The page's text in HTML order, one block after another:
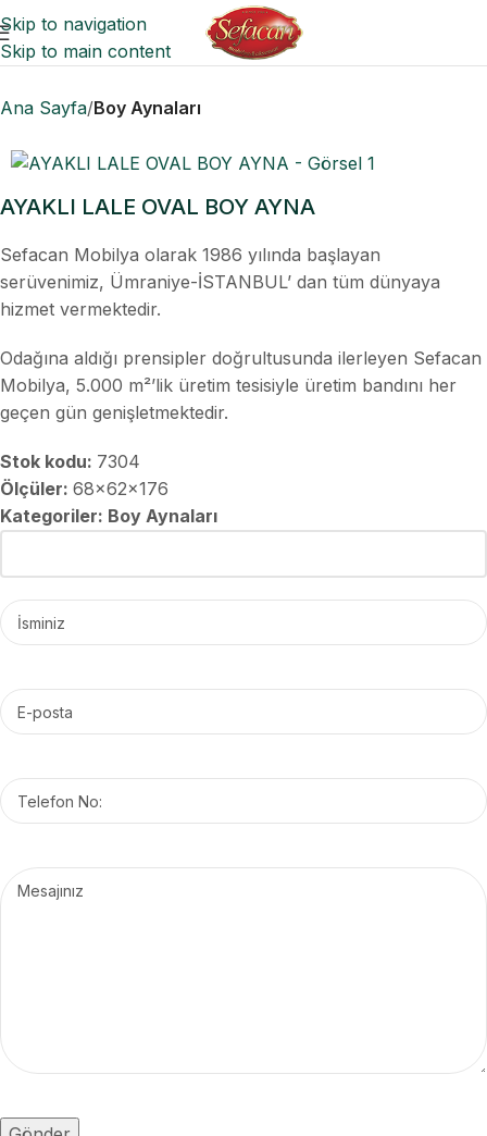
Skip to navigation
Skip to main content
Ana Sayfa Boy Aynaları
AYAKLI LALE OVAL BOY AYNA
Sefacan Mobilya olarak 1986 yılında başlayan
serüvenimiz, Ümraniye-İSTANBUL’ dan tüm dünyaya
hizmet vermektedir.
Odağına aldığı prensipler doğrultusunda ilerleyen Sefacan
Mobilya, 5.000 m²’lik üretim tesisiyle üretim bandını her
geçen gün genişletmektedir.
Stok kodu: 7304
Ölçüler: 68x62x176
Kategoriler: Boy Aynaları